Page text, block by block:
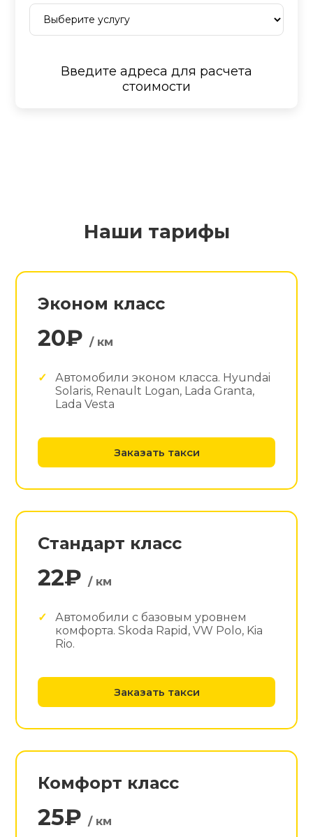
Введите адреса для расчета
стоимости
Наши тарифы
Эконом класс
20₽/ км
Автомобили эконом класса. Hyundai
Solaris, Renault Logan, Lada Granta,
Lada Vesta
Заказать такси
Стандарт класс
22₽/ км
Автомобили с базовым уровнем
комфорта. Skoda Rapid, VW Polo, Kia
Rio.
Заказать такси
Комфорт класс
25₽/ км